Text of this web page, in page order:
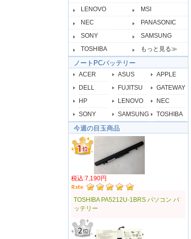
LENOVO
MSI
NEC
PANASONIC
SONY
SAMSUNG
TOSHIBA
もっと見る≫
ノートPCバッテリー
ACER ASUS
APPLE
DELL
FUJITSU
GATEWAY
HP
LENOVO
NEC
SONY
SAMSUNG TOSHIBA
今週の目玉商品
税込:7,190円
TOSHIBA PA5212U-1BRS パソコン バ
ッテリー